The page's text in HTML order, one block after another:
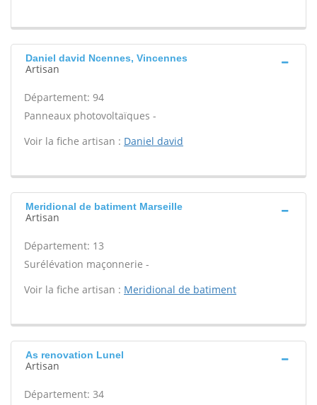
Daniel david Ncennes, Vincennes
Artisan
Département: 94
Panneaux photovoltaïques -
Voir la fiche artisan : Daniel david
Meridional de batiment Marseille
Artisan
Département: 13
Surélévation maçonnerie -
Voir la fiche artisan : Meridional de batiment
As renovation Lunel
Artisan
Département: 34